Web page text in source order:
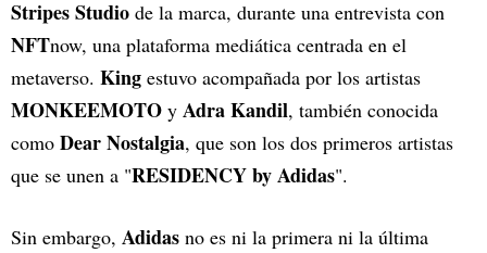
Stripes Studio de la marca, durante una entrevista con
NFTnow, una plataforma mediática centrada en el
metaverso. King estuvo acompañada por los artistas
MONKEEMOTO y Adra Kandil, también conocida
como Dear Nostalgia, que son los dos primeros artistas
que se unen a "RESIDENCY by Adidas".
Sin embargo, Adidas no es ni la primera ni la última